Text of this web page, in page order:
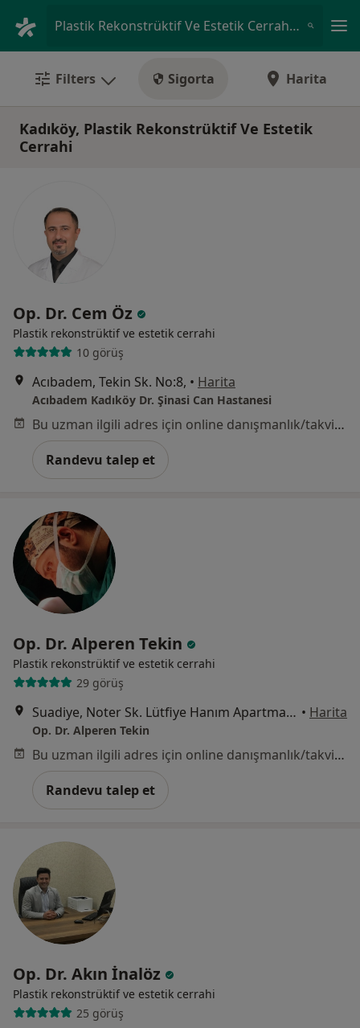
Plastik Rekonstrüktif Ve Estetik Cerrahi • Kadıköy İstanbul, Türkiye
Filters Sigorta Harita
Kadıköy, Plastik Rekonstrüktif Ve Estetik
Cerrahi
Op. Dr. Cem Öz
Plastik rekonstrüktif ve estetik cerrahi
10 görüş
Acıbadem, Tekin Sk. No:8, • Harita
Acıbadem Kadıköy Dr. Şinasi Can Hastanesi
Bu uzman ilgili adres için online danışmanlık/takvim sunmuyor.
Randevu talep et
Op. Dr. Alperen Tekin
Plastik rekonstrüktif ve estetik cerrahi
29 görüş
Suadiye, Noter Sk. Lütfiye Hanım Apartmanı No: 21 Daire: 9, İstanbul • Harita
Op. Dr. Alperen Tekin
Bu uzman ilgili adres için online danışmanlık/takvim sunmuyor.
Randevu talep et
Op. Dr. Akın İnalöz
Plastik rekonstrüktif ve estetik cerrahi
25 görüş